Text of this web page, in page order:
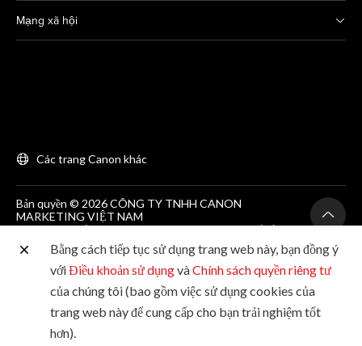
Mạng xã hội
Các trang Canon khác
Bản quyền © 2026 CÔNG TY TNHH CANON
MARKETING VIỆT NAM
GCNĐKDN số 0311869297, do SKH&DT HCM cấp lần
đầu ngày 25/06/2012
Phòng 203, Tầng 2, Tòa nhà Zen Plaza, 54-56 Nguyễn
Trãi, Quận 1, Thành phố Hồ Chí Minh. Tel: (+84-28)
Bằng cách tiếp tục sử dụng trang web này, bạn đồng ý
vớiĐiều khoản sử dụngvàChính sách quyền riêng tư
của chúng tôi (bao gồm việc sử dụng cookies của
trang web này để cung cấp cho bạn trải nghiệm tốt
hơn).